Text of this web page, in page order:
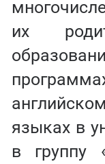
их
языках в
в группу